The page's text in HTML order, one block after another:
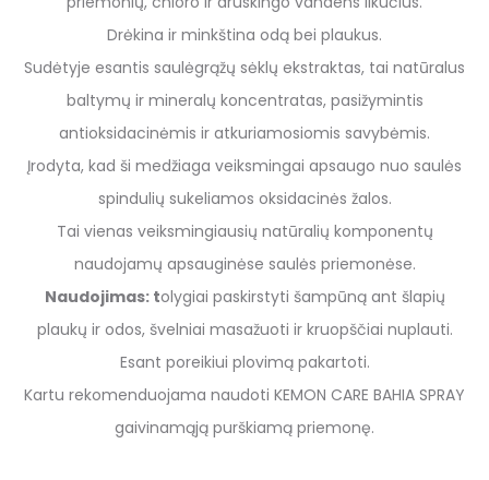
Drėkina ir minkština odą bei plaukus.
Sudėtyje esantis saulėgrąžų sėklų ekstraktas, tai natūralus
baltymų ir mineralų koncentratas, pasižymintis
antioksidacinėmis ir atkuriamosiomis savybėmis.
Įrodyta, kad ši medžiaga veiksmingai apsaugo nuo saulės
spindulių sukeliamos oksidacinės žalos.
Tai vienas veiksmingiausių natūralių komponentų
naudojamų apsauginėse saulės priemonėse.
Naudojimas: tolygiai paskirstyti šampūną ant šlapių
plaukų ir odos, švelniai masažuoti ir kruopščiai nuplauti.
Esant poreikiui plovimą pakartoti.
Kartu rekomenduojama naudoti KEMON CARE BAHIA SPRAY
gaivinamąją purškiamą priemonę.